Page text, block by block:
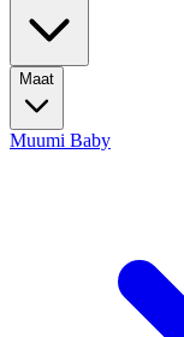
Maat
Muumi Baby